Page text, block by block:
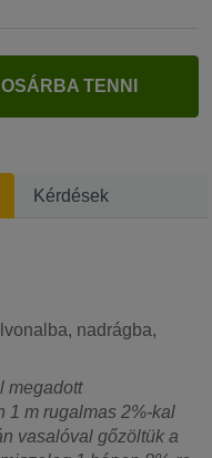
TENNI
Kérdések
nadrágba,
megadott
1 m rugalmas 2%-kal
vasalóval gőzöltük a